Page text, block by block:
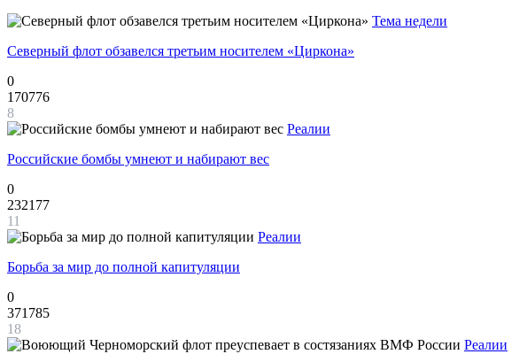
Тема недели
Северный флот обзавелся третьим носителем «Циркона»
0
170776
8
Реалии
Российские бомбы умнеют и набирают вес
0
232177
11
Реалии
Борьба за мир до полной капитуляции
0
371785
18
Реалии